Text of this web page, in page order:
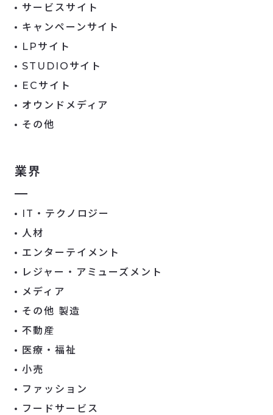
サービスサイト
キャンペーンサイト
LPサイト
STUDIOサイト
ECサイト
オウンドメディア
その他
業界
IT・テクノロジー
人材
エンターテイメント
レジャー・アミューズメント
メディア
その他 製造
不動産
医療・福祉
小売
ファッション
フードサービス